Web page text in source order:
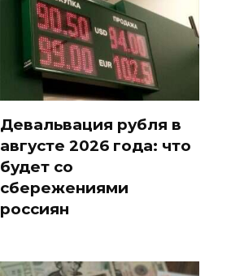
Девальвация рубля в
августе 2026 года: что
будет со
сбережениями
россиян